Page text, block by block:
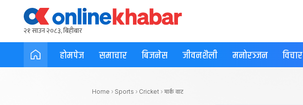
२१ साउन २०८३, बिहीबार
होमपेज समाचार बिजनेस जीवनशैली मनोरञ्जन विचार
Home › Sports › Cricket › मार्क वाट